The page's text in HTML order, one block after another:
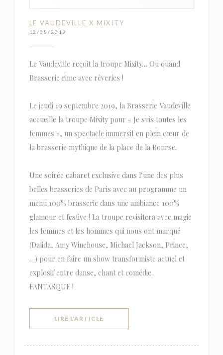
LE VAUDEVILLE X MIXITY
12/08/2019
Le Vaudeville reçoit la troupe Mixity… Ou quand
Brasserie rime avec rêveries !
Le jeudi 19 septembre 2019, la Brasserie Vaudeville
accueille la troupe Mixity pour « Je suis toutes les
femmes », un spectacle immersif en plein cœur de
la brasserie mythique de la place de la Bourse.
Une soirée cabaret exclusive dans l’une des plus
belles brasseries de Paris avec au programme un
menu 100% brasserie dans une ambiance 100%
glamour et festive ! La troupe revisitera avec magie
les femmes et les hommes qui nous ont marqué
(Dalida, Amy Winehouse, Michael Jackson, Prince,
…) pour en faire un show transformiste actuel et
explosif entre danse, chant et comédie.
FANTASQUE !
LIRE L'ARTICLE